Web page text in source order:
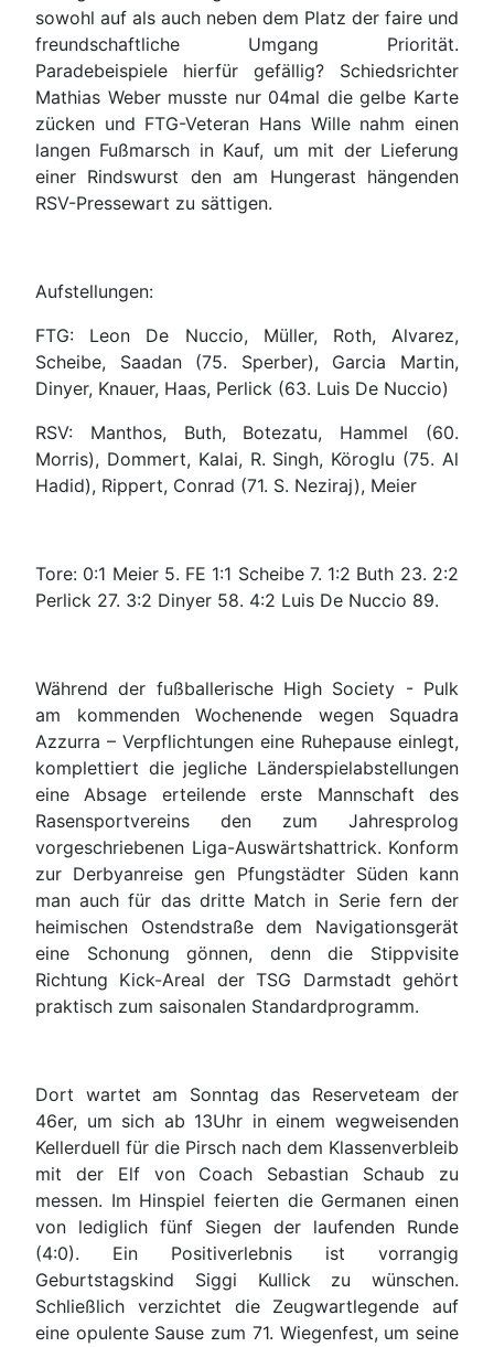
sowohl auf als auch neben dem Platz der faire und
freundschaftliche Umgang Priorität.
Paradebeispiele hierfür gefällig? Schiedsrichter
Mathias Weber musste nur 04mal die gelbe Karte
zücken und FTG-Veteran Hans Wille nahm einen
langen Fußmarsch in Kauf, um mit der Lieferung
einer Rindswurst den am Hungerast hängenden
RSV-Pressewart zu sättigen.
Aufstellungen:
FTG: Leon De Nuccio, Müller, Roth, Alvarez,
Scheibe, Saadan (75. Sperber), Garcia Martin,
Dinyer, Knauer, Haas, Perlick (63. Luis De Nuccio)
RSV: Manthos, Buth, Botezatu, Hammel (60.
Morris), Dommert, Kalai, R. Singh, Köroglu (75. Al
Hadid), Rippert, Conrad (71. S. Neziraj), Meier
Tore: 0:1 Meier 5. FE 1:1 Scheibe 7. 1:2 Buth 23. 2:2
Perlick 27. 3:2 Dinyer 58. 4:2 Luis De Nuccio 89.
Während der fußballerische High Society - Pulk
am kommenden Wochenende wegen Squadra
Azzurra – Verpflichtungen eine Ruhepause einlegt,
komplettiert die jegliche Länderspielabstellungen
eine Absage erteilende erste Mannschaft des
Rasensportvereins den zum Jahresprolog
vorgeschriebenen Liga-Auswärtshattrick. Konform
zur Derbyanreise gen Pfungstädter Süden kann
man auch für das dritte Match in Serie fern der
heimischen Ostendstraße dem Navigationsgerät
eine Schonung gönnen, denn die Stippvisite
Richtung Kick-Areal der TSG Darmstadt gehört
praktisch zum saisonalen Standardprogramm.
Dort wartet am Sonntag das Reserveteam der
46er, um sich ab 13Uhr in einem wegweisenden
Kellerduell für die Pirsch nach dem Klassenverbleib
mit der Elf von Coach Sebastian Schaub zu
messen. Im Hinspiel feierten die Germanen einen
von lediglich fünf Siegen der laufenden Runde
(4:0). Ein Positiverlebnis ist vorrangig
Geburtstagskind Siggi Kullick zu wünschen.
Schließlich verzichtet die Zeugwartlegende auf
eine opulente Sause zum 71. Wiegenfest, um seine